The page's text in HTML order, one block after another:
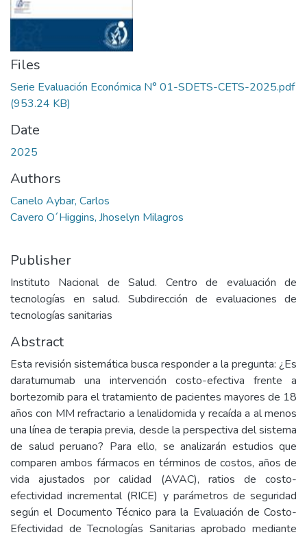
Files
Serie Evaluación Económica N° 01-SDETS-CETS-2025.pdf
(953.24 KB)
Date
2025
Authors
Canelo Aybar, Carlos
Cavero O´Higgins, Jhoselyn Milagros
Publisher
Instituto Nacional de Salud. Centro de evaluación de
tecnologías en salud. Subdirección de evaluaciones de
tecnologías sanitarias
Abstract
Esta revisión sistemática busca responder a la pregunta: ¿Es
daratumumab una intervención costo-efectiva frente a
bortezomib para el tratamiento de pacientes mayores de 18
años con MM refractario a lenalidomida y recaída a al menos
una línea de terapia previa, desde la perspectiva del sistema
de salud peruano? Para ello, se analizarán estudios que
comparen ambos fármacos en términos de costos, años de
vida ajustados por calidad (AVAC), ratios de costo-
efectividad incremental (RICE) y parámetros de seguridad
según el Documento Técnico para la Evaluación de Costo-
Efectividad de Tecnologías Sanitarias aprobado mediante